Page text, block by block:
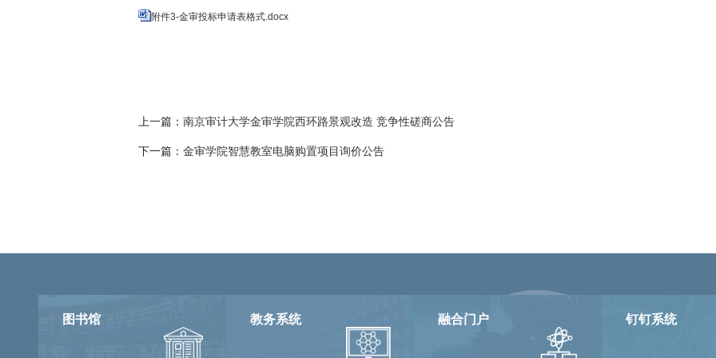
附件3-金审投标申请表格式.docx
上一篇： 南京审计大学金审学院西环路景观改造 竞争性磋商公告
下一篇： 金审学院智慧教室电脑购置项目询价公告
图书馆 教务系统 融合门户 钉钉系统